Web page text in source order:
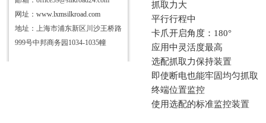
网址： www.lxmsilkroad.com
地址：上海市浦东新区川沙王桥路
999号中邦商务园1034-1035幢
抓取力大
平行行程中
卡爪开启角度： 180°
应用中灵活度最高
选配抓取力保持装置
即使断电也能牢固均匀抓取
终端位置监控
使用选配的标准监控装置